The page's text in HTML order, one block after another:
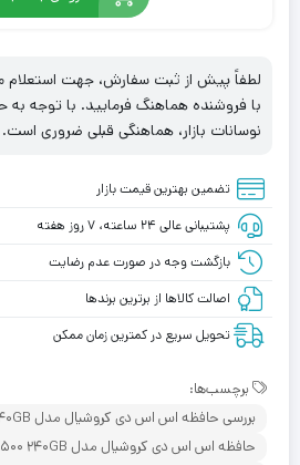
لطفاً پیش از ثبت سفارش، جهت استعلام
با فروشنده هماهنگ فرمایید. با توجه به
نوسانات بازار، هماهنگی قبلی ضروری است.
تضمین بهترین قیمت بازار
پشتیبانی عالی ۲۴ ساعته، ۷ روز هفته
بازگشت وجه در صورت عدم رضایت
اصالت کالاها از برترین برندها
تحویل سریع در کمترین زمان ممکن
برچسب‌ها:
بررسی حافظه اس اس دی کروشیال مدل SSD CRUCIAL BX500 240GB
حافظه اس اس دی کروشیال مدل SSD CRUCIAL BX500 240GB